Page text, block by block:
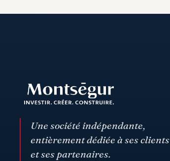
Une société indépendante,
entièrement dédiée à ses clients
et ses partenaires.